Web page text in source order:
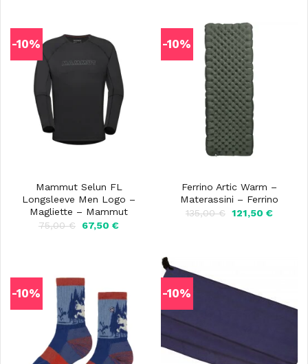
-10%
Mammut Selun FL
Longsleeve Men Logo –
Magliette – Mammut
75,00€
Il
prezzo
67,50€Il
-10%
Ferrino Artic Warm –
Materassini – Ferrino
135,00€ Il
prezzo
121,50€Il
-10% -10%